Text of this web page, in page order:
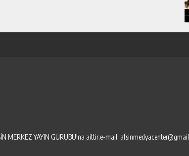
MERKEZ YAYIN GURUBU'na aittir.e-mail: